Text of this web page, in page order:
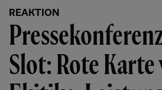
REAKTION
Slot: Rote Karte